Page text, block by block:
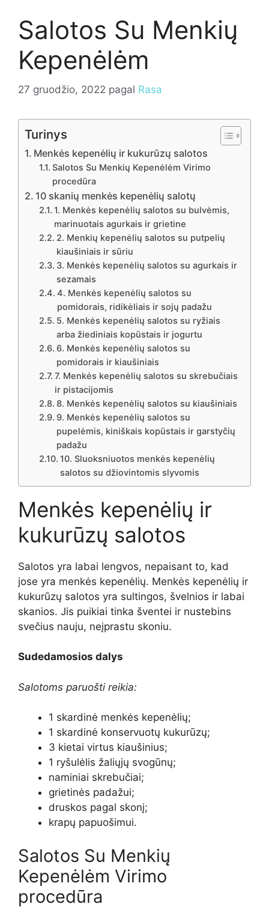
Salotos Su Menkių
Kepenėlėm
27 gruodžio, 2022 pagal Rasa
Turinys
Menkės kepenėlių ir kukurūzų salotos
Salotos Su Menkių Kepenėlėm Virimo
procedūra
10 skanių menkės kepenėlių salotų
1. Menkės kepenėlių salotos su bulvėmis,
marinuotais agurkais ir grietine
2. Menkių kepenėlių salotos su putpelių
kiaušiniais ir sūriu
3. Menkės kepenėlių salotos su agurkais ir
sezamais
4. Menkės kepenėlių salotos su
pomidorais, ridikėliais ir sojų padažu
5. Menkės kepenėlių salotos su ryžiais
arba žiediniais kopūstais ir jogurtu
6. Menkės kepenėlių salotos su
pomidorais ir kiaušiniais
7. Menkės kepenėlių salotos su skrebučiais
ir pistacijomis
8. Menkės kepenėlių salotos su kiaušiniais
9. Menkės kepenėlių salotos su
pupelėmis, kiniškais kopūstais ir garstyčių
padažu
10. Sluoksniuotos menkės kepenėlių
salotos su džiovintomis slyvomis
Menkės kepenėlių ir
kukurūzų salotos
Salotos yra labai lengvos, nepaisant to, kad
jose yra menkės kepenėlių. Menkės kepenėlių ir
kukurūzų salotos yra sultingos, švelnios ir labai
skanios. Jis puikiai tinka šventei ir nustebins
svečius nauju, neįprastu skoniu.
Sudedamosios dalys
Salotoms paruošti reikia:
1 skardinė menkės kepenėlių;
1 skardinė konservuotų kukurūzų;
3 kietai virtus kiaušinius;
1 ryšulėlis žaliųjų svogūnų;
naminiai skrebučiai;
grietinės padažui;
druskos pagal skonį;
krapų papuošimui.
Salotos Su Menkių
Kepenėlėm Virimo
procedūra